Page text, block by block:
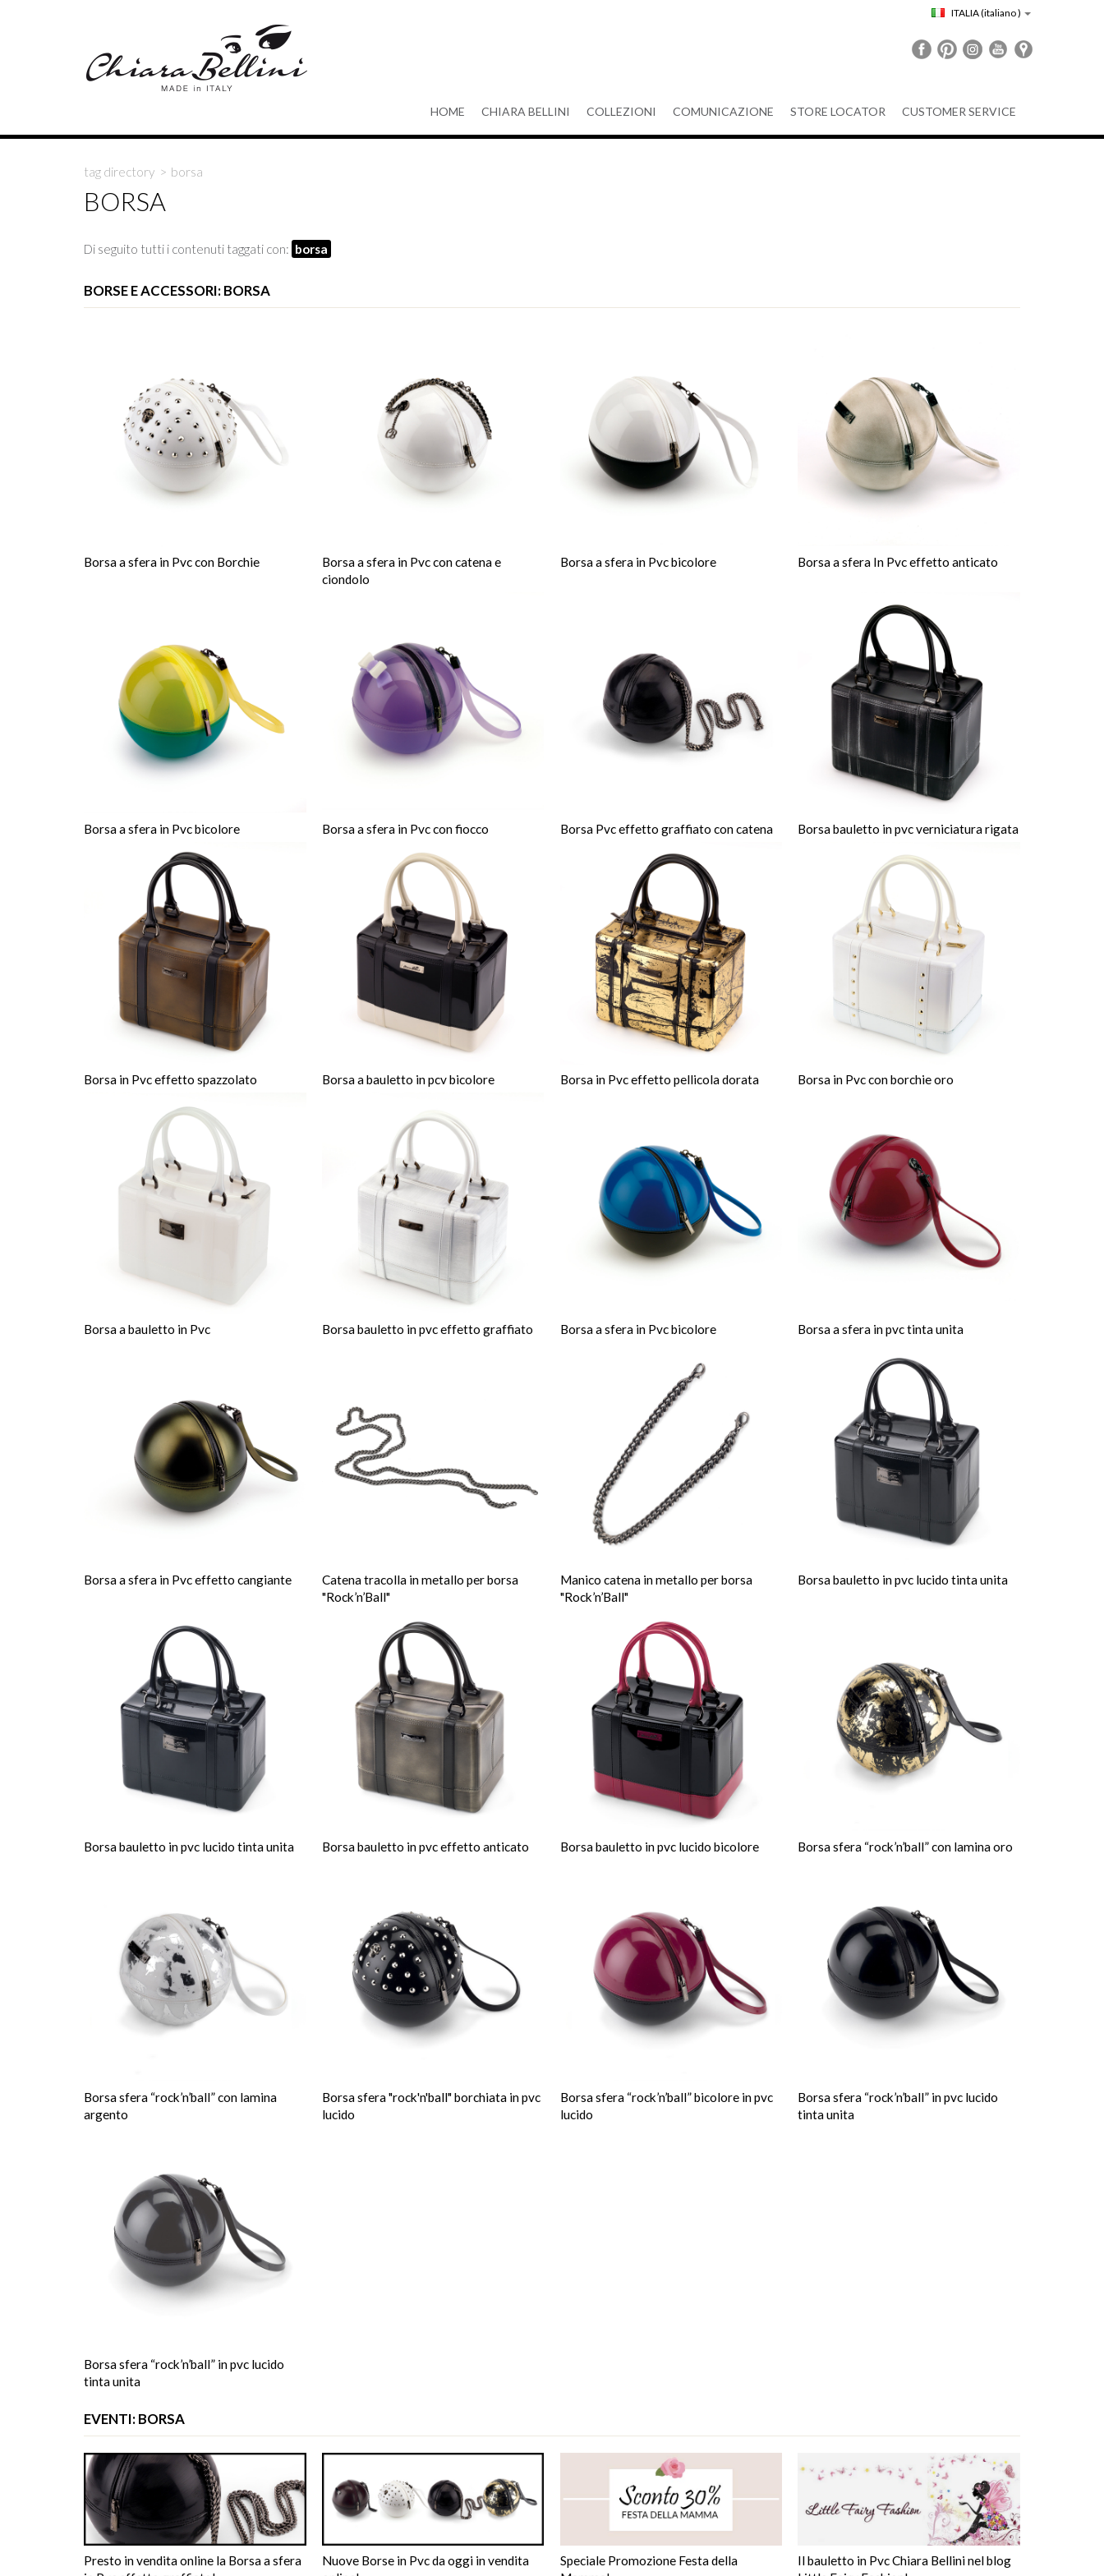
ITALIA(italiano )
HOME CHIARA BELLINI COLLEZIONI COMUNICAZIONE STORE LOCATOR CUSTOMER SERVICE
tag directory > borsa
BORSA
Di seguito tutti i contenuti taggati con: borsa
BORSE E ACCESSORI: BORSA
Borsa a sfera in Pvc con Borchie
Borsa a sfera in Pvc con catena e
ciondolo
Borsa a sfera in Pvc bicolore Borsa a sfera In Pvc effetto anticato
Borsa a sfera in Pvc bicolore Borsa a sfera in Pvc con fiocco Borsa Pvc effetto graffiato con catena Borsa bauletto in pvc verniciatura rigata
Borsa in Pvc effetto spazzolato Borsa a bauletto in pcv bicolore Borsa in Pvc effetto pellicola dorata Borsa in Pvc con borchie oro
Borsa a bauletto in Pvc Borsa bauletto in pvc effetto graffiato Borsa a sfera in Pvc bicolore Borsa a sfera in pvc tinta unita
Borsa a sfera in Pvc effetto cangiante
Catena tracolla in metallo per borsa
"Rock’n’Ball"
Manico catena in metallo per borsa
"Rock’n’Ball"
Borsa bauletto in pvc lucido tinta unita
Borsa bauletto in pvc lucido tinta unita Borsa bauletto in pvc effetto anticato Borsa bauletto in pvc lucido bicolore Borsa sfera “rock’n’ball” con lamina oro
Borsa sfera “rock’n’ball” con lamina
argento
Borsa sfera "rock'n'ball" borchiata in pvc
lucido
Borsa sfera “rock’n’ball” bicolore in pvc
lucido
Borsa sfera “rock’n’ball” in pvc lucido
tinta unita
Borsa sfera “rock’n’ball” in pvc lucido
tinta unita
EVENTI: BORSA
Presto in vendita online la Borsa a sfera
Nuove Borse in Pvc da oggi in vendita
Speciale Promozione Festa della
Il bauletto in Pvc Chiara Bellini nel blog